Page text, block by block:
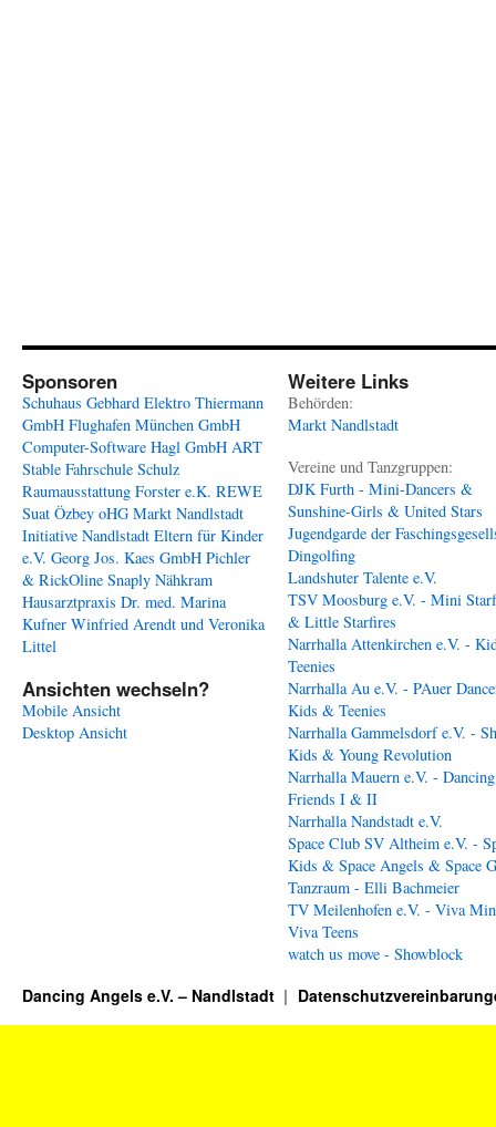
Sponsoren
Schuhaus Gebhard Elektro Thiermann
GmbH Flughafen München GmbH
Computer-Software Hagl GmbH ART
Stable Fahrschule Schulz
Raumausstattung Forster e.K. REWE
Suat Özbey oHG Markt Nandlstadt
Initiative Nandlstadt Eltern für Kinder
e.V. Georg Jos. Kaes GmbH Pichler
& RickOline Snaply Nähkram
Hausarztpraxis Dr. med. Marina
Kufner Winfried Arendt und Veronika
Littel
Ansichten wechseln?
Mobile Ansicht
Desktop Ansicht
Weitere Links
Behörden:
Markt Nandlstadt
Vereine und Tanzgruppen:
DJK Furth - Mini-Dancers &
Sunshine-Girls & United Stars
Jugendgarde der
Dingolfing
Landshuter Talente e.V.
TSV Moosburg e.V. - Mini
& Little Starfires
Narrhalla Attenkirchen e.V. -
Teenies
Narrhalla Au e.V. - PAuer
Kids & Teenies
Narrhalla Gammelsdorf e.V. -
Kids & Young Revolution
Narrhalla Mauern e.V. - Dancing
Friends I & II
Narrhalla Nandstadt e.V.
Space Club SV Altheim e.V. -
Kids & Space Angels & Space
Tanzraum - Elli Bachmeier
TV Meilenhofen e.V. - Viva
Viva Teens
watch us move - Showblock
Dancing Angels e.V. – Nandlstadt